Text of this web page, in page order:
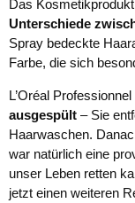
Das
Unterschiede
Spray bedeckte
Farbe, die sich
L’Oréal
ausgespült – Sie
Haarwaschen.
war natürlich eine
unser Leben retten
jetzt einen weiteren